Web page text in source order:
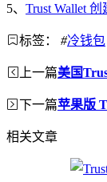
5、 Trust Wallet
标签： #冷钱包
上一篇美国
下一篇苹果版
相关文章